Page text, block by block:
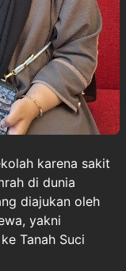
karena sakit
di dunia
diajukan oleh
yakni
Tanah Suci